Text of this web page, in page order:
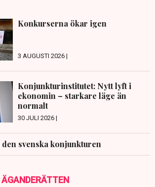
Konkurserna ökar igen
3 AUGUSTI 2026 |
Konjunkturinstitutet: Nytt lyft i
ekonomin – starkare läge än
normalt
30 JULI 2026 |
den svenska konjunkturen